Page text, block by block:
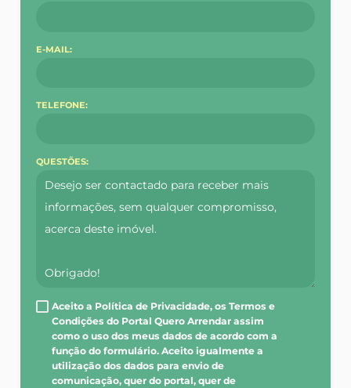
E-MAIL:
TELEFONE:
QUESTÕES:
Aceito a Política de Privacidade, os Termos e
Condições do Portal Quero Arrendar assim
como o uso dos meus dados de acordo com a
função do formulário. Aceito igualmente a
utilização dos dados para envio de
comunicação, quer do portal, quer de